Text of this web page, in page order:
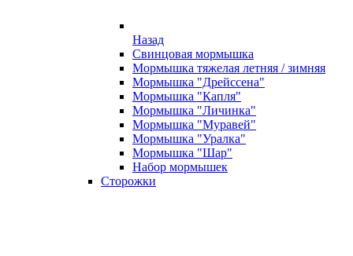
Назад
Свинцовая мормышка
Мормышка тяжелая летняя / зимняя
Мормышка "Дрейссена"
Мормышка "Капля"
Мормышка "Личинка"
Мормышка "Муравей"
Мормышка "Уралка"
Мормышка "Шар"
Набор мормышек
Сторожки